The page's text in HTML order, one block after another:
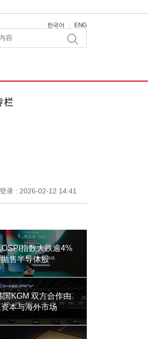
한국어 | ENG
登录 : 2026-02-12 14:41
指数大跌逾4%
售半导体股
国KGM 双方合作由
本与海外市场